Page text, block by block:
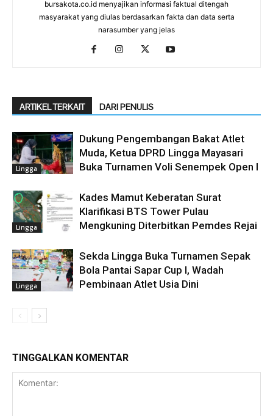
bursakota.co.id menyajikan informasi faktual ditengah
masyarakat yang diulas berdasarkan fakta dan data serta
narasumber yang jelas
ARTIKEL TERKAIT DARI PENULIS
Lingga
Dukung Pengembangan Bakat Atlet
Muda, Ketua DPRD Lingga Mayasari
Buka Turnamen Voli Senempek Open I
Lingga
Kades Mamut Keberatan Surat
Klarifikasi BTS Tower Pulau
Mengkuning Diterbitkan Pemdes Rejai
Lingga
Sekda Lingga Buka Turnamen Sepak
Bola Pantai Sapar Cup I, Wadah
Pembinaan Atlet Usia Dini
TINGGALKAN KOMENTAR